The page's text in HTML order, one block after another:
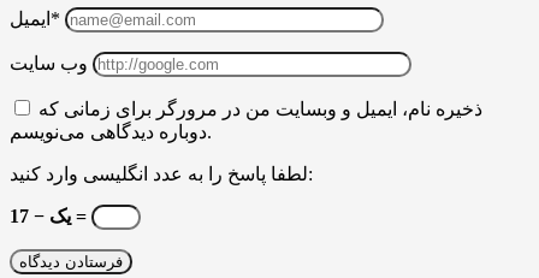
ایمیل*
وب سایت
ذخیره نام، ایمیل و وبسایت من در مرورگر برای زمانی که
دوباره دیدگاهی می‌نویسم.
لطفا پاسخ را به عدد انگلیسی وارد کنید:
17 − یک =